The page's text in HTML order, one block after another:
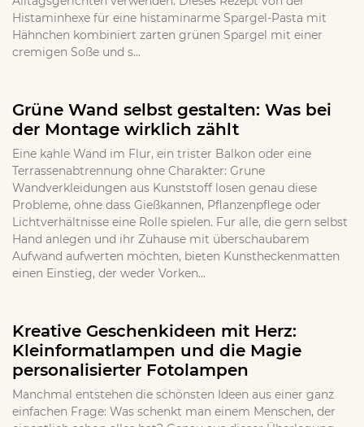
Histaminhexe für eine histaminarme Spargel-Pasta mit
Hähnchen kombiniert zarten grünen Spargel mit einer
cremigen Soße und s...
Grüne Wand selbst gestalten: Was bei
der Montage wirklich zählt
Eine kahle Wand im Flur, ein trister Balkon oder eine
Terrassenabtrennung ohne Charakter: Grune
Wandverkleidungen aus Kunststoff losen genau diese
Probleme, ohne dass Gießkannen, Pflanzenpflege oder
Lichtverhältnisse eine Rolle spielen. Fur alle, die gern selbst
Hand anlegen und ihr Zuhause mit überschaubarem
Aufwand aufwerten möchten, bieten Kunstheckenmatten
einen Einstieg, der weder Vorken...
Kreative Geschenkideen mit Herz:
Kleinformatlampen und die Magie
personalisierter Fotolampen
Manchmal entstehen die schönsten Ideen aus einer ganz
einfachen Frage: Was schenkt man einem Menschen, der